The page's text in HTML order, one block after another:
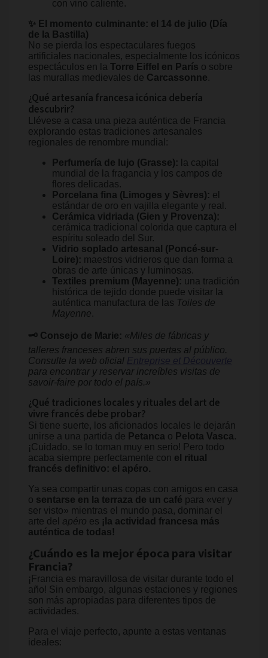
con vino caliente.
✨ El momento culminante: el 14 de julio (Día
de la Bastilla)
No se pierda los espectaculares fuegos
artificiales nacionales, especialmente los icónicos
espectáculos en la Torre Eiffel en París o sobre
las murallas medievales de Carcassonne.
¿Qué artesanía francesa icónica debería
descubrir?
Llévese a casa una pieza auténtica de Francia
explorando estas tradiciones artesanales
regionales de renombre mundial:
Perfumería de lujo (Grasse): la capital
mundial de la fragancia y los campos de
flores delicadas.
Porcelana fina (Limoges y Sèvres): el
estándar de oro en vajilla elegante y real.
Cerámica vidriada (Gien y Provenza):
cerámica tradicional colorida que captura el
espíritu soleado del Sur.
Vidrio soplado artesanal (Poncé-sur-
Loire): maestros vidrieros que dan forma a
obras de arte únicas y luminosas.
Textiles premium (Mayenne): una tradición
histórica de tejido donde puede visitar la
auténtica manufactura de las Toiles de
Mayenne.
🗝️ Consejo de Marie: «Miles de fábricas y
talleres franceses abren sus puertas al público.
Consulte la web oficial Entreprise et Découverte
para encontrar y reservar increíbles visitas de
savoir-faire por todo el país.»
¿Qué tradiciones locales y rituales del art de
vivre francés debe probar?
Si tiene suerte, los aficionados locales le dejarán
unirse a una partida de Petanca o Pelota Vasca.
¡Cuidado, se lo toman muy en serio! Pero todo
acaba siempre perfectamente con el ritual
francés definitivo: el apéro.
Ya sea compartir unas copas con amigos en casa
o sentarse en la terraza de un café para «ver y
ser visto» mientras el mundo pasa, dominar el
arte del apéro es ¡la actividad francesa más
auténtica de todas!
¿Cuándo es la mejor época para visitar
Francia?
¡Francia es maravillosa de visitar durante todo el
año! Sin embargo, algunas estaciones y regiones
son más apropiadas para diferentes tipos de
actividades.
Para el viaje perfecto, apunte a estas ventanas
ideales: